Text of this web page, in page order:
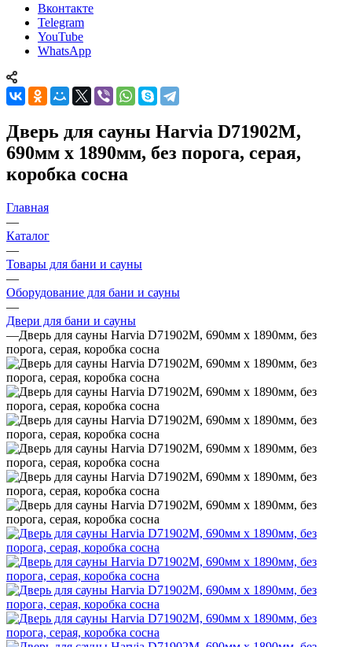
Вконтакте
Telegram
YouTube
WhatsApp
Дверь для сауны Harvia D71902M,
690мм х 1890мм, без порога, серая,
коробка сосна
Главная
—
Каталог
—
Товары для бани и сауны
—
Оборудование для бани и сауны
—
Двери для бани и сауны
—Дверь для сауны Harvia D71902M, 690мм х 1890мм, без
порога, серая, коробка сосна